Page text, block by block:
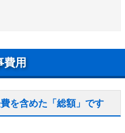
費用
を含めた「総額」です